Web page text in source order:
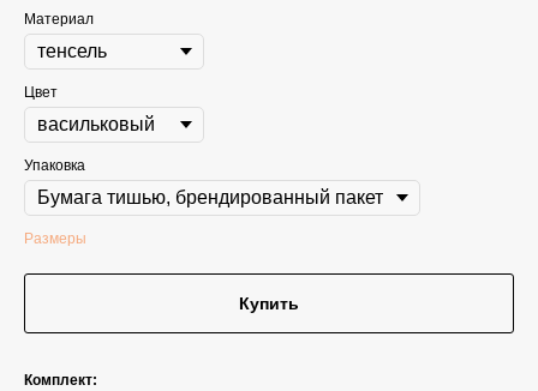
Материал
Цвет
Упаковка
Размеры
Купить
Комплект: